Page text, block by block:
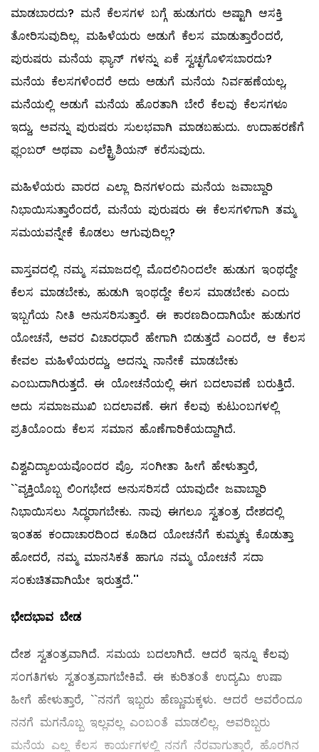
ಮಾಡಬಾರದು? ಮನೆ ಕೆಲಸಗಳ ಬಗ್ಗೆ ಹುಡುಗರು ಅಷ್ಟಾಗಿ ಆಸಕ್ತಿ
ತೋರಿಸುವುದಿಲ್ಲ. ಮಹಿಳೆಯರು ಅಡುಗೆ ಕೆಲಸ ಮಾಡುತ್ತಾರೆಂದರೆ,
ಪುರುಷರು ಮನೆಯ ಫ್ಯಾನ್‌ ಗಳನ್ನು ಏಕೆ ಸ್ವಚ್ಛಗೊಳಿಸಬಾರದು?
ಮನೆಯ ಕೆಲಸಗಳೆಂದರೆ ಅದು ಅಡುಗೆ ಮನೆಯ ನಿರ್ವಹಣೆಯಲ್ಲ,
ಮನೆಯಲ್ಲಿ ಅಡುಗೆ ಮನೆಯ ಹೊರತಾಗಿ ಬೇರೆ ಕೆಲವು ಕೆಲಸಗಳೂ
ಇದ್ದು, ಅವನ್ನು ಪುರುಷರು ಸುಲಭವಾಗಿ ಮಾಡಬಹುದು. ಉದಾಹರಣೆಗೆ
ಫ್ಲಂಬರ್‌ ಅಥವಾ ಎಲೆಕ್ಟ್ರಿಶಿಯನ್‌ ಕರೆಸುವುದು.
ಮಹಿಳೆಯರು ವಾರದ ಎಲ್ಲಾ ದಿನಗಳಂದು ಮನೆಯ ಜವಾಬ್ದಾರಿ
ನಿಭಾಯಿಸುತ್ತಾರೆಂದರೆ, ಮನೆಯ ಪುರುಷರು ಈ ಕೆಲಸಗಳಿಗಾಗಿ ತಮ್ಮ
ಸಮಯವನ್ನೇಕೆ ಕೊಡಲು ಆಗುವುದಿಲ್ಲ?
ವಾಸ್ತವದಲ್ಲಿ ನಮ್ಮ ಸಮಾಜದಲ್ಲಿ ಮೊದಲಿನಿಂದಲೇ ಹುಡುಗ ಇಂಥದ್ದೇ
ಕೆಲಸ ಮಾಡಬೇಕು, ಹುಡುಗಿ ಇಂಥದ್ದೇ ಕೆಲಸ ಮಾಡಬೇಕು ಎಂದು
ಇಬ್ಬಗೆಯ ನೀತಿ ಅನುಸರಿಸುತ್ತಾರೆ. ಈ ಕಾರಣದಿಂದಾಗಿಯೇ ಹುಡುಗರ
ಯೋಚನೆ, ಅವರ ವಿಚಾರಧಾರೆ ಹೇಗಾಗಿ ಬಿಡುತ್ತದೆ ಎಂದರೆ, ಆ ಕೆಲಸ
ಕೇವಲ ಮಹಿಳೆಯರದ್ದು, ಅದನ್ನು ನಾನೇಕೆ ಮಾಡಬೇಕು
ಎಂಬುದಾಗಿರುತ್ತದೆ. ಈ ಯೋಚನೆಯಲ್ಲಿ ಈಗ ಬದಲಾವಣೆ ಬರುತ್ತಿದೆ.
ಅದು ಸಮಾಜಮುಖಿ ಬದಲಾವಣೆ. ಈಗ ಕೆಲವು ಕುಟುಂಬಗಳಲ್ಲಿ
ಪ್ರತಿಯೊಂದು ಕೆಲಸ ಸಮಾನ ಹೊಣೆಗಾರಿಕೆಯದ್ದಾಗಿದೆ.
ವಿಶ್ವವಿದ್ಯಾಲಯವೊಂದರ ಪ್ರೊ. ಸಂಗೀತಾ ಹೀಗೆ ಹೇಳುತ್ತಾರೆ,
``ವ್ಯಕ್ತಿಯೊಬ್ಬ ಲಿಂಗಭೇದ ಅನುಸರಿಸದೆ ಯಾವುದೇ ಜವಾಬ್ದಾರಿ
ನಿಭಾಯಿಸಲು ಸಿದ್ಧರಾಗಬೇಕು. ನಾವು ಈಗಲೂ ಸ್ವತಂತ್ರ ದೇಶದಲ್ಲಿ
ಇಂತಹ ಕಂದಾಚಾರದಿಂದ ಕೂಡಿದ ಯೋಚನೆಗೆ ಕುಮ್ಮಕ್ಕು ಕೊಡುತ್ತಾ
ಹೋದರೆ, ನಮ್ಮ ಮಾನಸಿಕತೆ ಹಾಗೂ ನಮ್ಮ ಯೋಚನೆ ಸದಾ
ಸಂಕುಚಿತವಾಗಿಯೇ ಇರುತ್ತದೆ.''
ಭೇದಭಾವ ಬೇಡ
ದೇಶ ಸ್ವತಂತ್ರವಾಗಿದೆ. ಸಮಯ ಬದಲಾಗಿದೆ. ಆದರೆ ಇನ್ನೂ ಕೆಲವು
ಸಂಗತಿಗಳು ಸ್ವತಂತ್ರವಾಗಬೇಕಿವೆ. ಈ ಕುರಿತಂತೆ ಉದ್ಯಮಿ ಉಷಾ
ಹೀಗೆ ಹೇಳುತ್ತಾರೆ, ``ನನಗೆ ಇಬ್ಬರು ಹೆಣ್ಣುಮಕ್ಕಳು. ಆದರೆ ಅವರೆಂದೂ
ನನಗೆ ಮಗನೊಬ್ಬ ಇಲ್ಲವಲ್ಲ ಎಂಬಂತೆ ಮಾಡಲಿಲ್ಲ. ಅವರಿಬ್ಬರು
ಮನೆಯ ಎಲ್ಲ ಕೆಲಸ ಕಾರ್ಯಗಳಲ್ಲಿ ನನಗೆ ನೆರವಾಗುತ್ತಾರೆ, ಹೊರಗಿನ